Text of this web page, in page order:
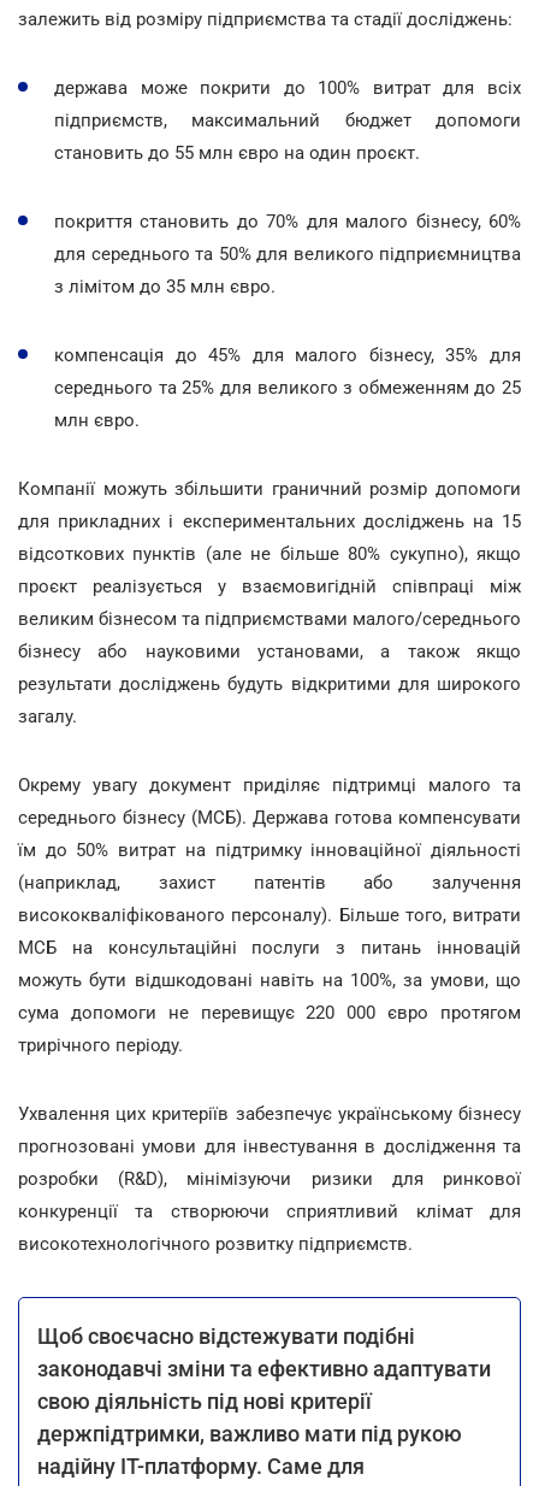
залежить від розміру підприємства та стадії досліджень:
держава може покрити до 100% витрат для всіх
підприємств, максимальний бюджет допомоги
становить до 55 млн євро на один проєкт.
покриття становить до 70% для малого бізнесу, 60%
для середнього та 50% для великого підприємництва
з лімітом до 35 млн євро.
компенсація до 45% для малого бізнесу, 35% для
середнього та 25% для великого з обмеженням до 25
млн євро.
Компанії можуть збільшити граничний розмір допомоги
для прикладних і експериментальних досліджень на 15
відсоткових пунктів (але не більше 80% сукупно), якщо
проєкт реалізується у взаємовигідній співпраці між
великим бізнесом та підприємствами малого/середнього
бізнесу або науковими установами, а також якщо
результати досліджень будуть відкритими для широкого
загалу.
Окрему увагу документ приділяє підтримці малого та
середнього бізнесу (МСБ). Держава готова компенсувати
їм до 50% витрат на підтримку інноваційної діяльності
(наприклад, захист патентів або залучення
висококваліфікованого персоналу). Більше того, витрати
МСБ на консультаційні послуги з питань інновацій
можуть бути відшкодовані навіть на 100%, за умови, що
сума допомоги не перевищує 220 000 євро протягом
трирічного періоду.
Ухвалення цих критеріїв забезпечує українському бізнесу
прогнозовані умови для інвестування в дослідження та
розробки (R&D), мінімізуючи ризики для ринкової
конкуренції та створюючи сприятливий клімат для
високотехнологічного розвитку підприємств.
Щоб своєчасно відстежувати подібні
законодавчі зміни та ефективно адаптувати
свою діяльність під нові критерії
держпідтримки, важливо мати під рукою
надійну ІТ-платформу. Саме для